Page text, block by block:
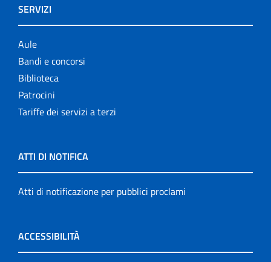
SERVIZI
Aule
Bandi e concorsi
Biblioteca
Patrocini
Tariffe dei servizi a terzi
ATTI DI NOTIFICA
Atti di notificazione per pubblici proclami
ACCESSIBILITÀ